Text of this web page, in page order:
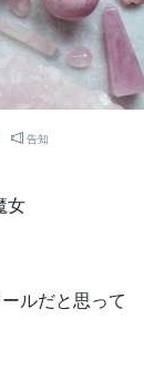
告知
女
ルだと思って